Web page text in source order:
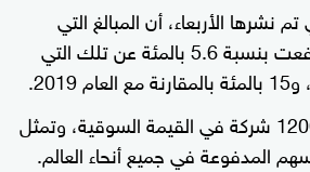
نشرها الأربعاء، أن المبالغ التي
دفعت للمساهمين ارتفعت بنسبة 5.6 بالمئة عن تلك التي
وتشمل الدراسة أكبر 1200 شركة في القيمة السوقية، وتمثل